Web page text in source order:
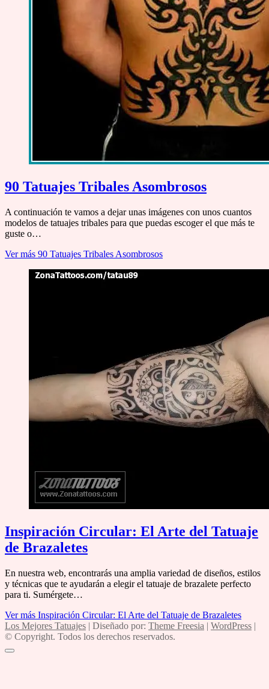
90 Tatuajes Tribales Asombrosos
A continuación te vamos a dejar unas imágenes con unos cuantos
modelos de tatuajes tribales para que puedas escoger el que más te
guste o…
Ver más 90 Tatuajes Tribales Asombrosos
Inspiración Circular: El Arte del Tatuaje
de Brazaletes
En nuestra web, encontrarás una amplia variedad de diseños, estilos
y técnicas que te ayudarán a elegir el tatuaje de brazalete perfecto
para ti. Sumérgete…
Ver más Inspiración Circular: El Arte del Tatuaje de Brazaletes
Los Mejores Tatuajes | Diseñado por: Theme Freesia | WordPress |
© Copyright. Todos los derechos reservados.